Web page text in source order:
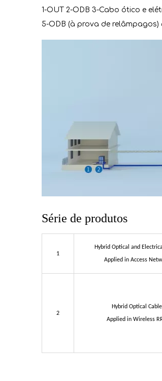
1-OUT 2-ODB 3-Cabo ótico e
5-ODB (à prova de relâmpagos)
Série de produtos
1
Hybrid Optical and
Applied in Access
2
Hybrid Optical Cable
Applied in Wireless